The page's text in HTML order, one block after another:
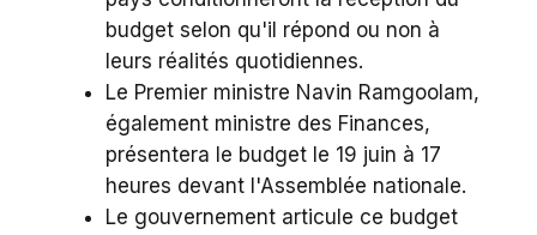
budget selon qu'il répond ou non à
leurs réalités quotidiennes.
Le Premier ministre Navin Ramgoolam,
également ministre des Finances,
présentera le budget le 19 juin à 17
heures devant l'Assemblée nationale.
Le gouvernement articule ce budget